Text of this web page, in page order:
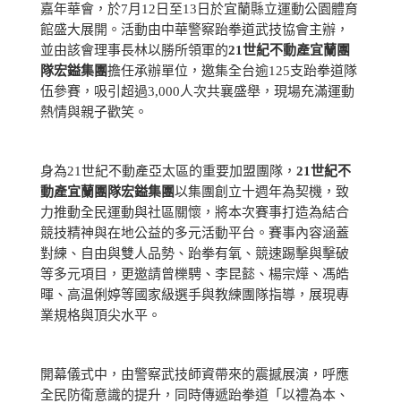
嘉年華會，於7月12日至13日於宜蘭縣立運動公園體育
館盛大展開。活動由中華警察跆拳道武技協會主辦，
並由該會理事長林以勝所領軍的21世紀不動產宜蘭團
隊宏鎰集團擔任承辦單位，邀集全台逾125支跆拳道隊
伍參賽，吸引超過3,000人次共襄盛舉，現場充滿運動
熱情與親子歡笑。
身為21世紀不動產亞太區的重要加盟團隊， 21世紀不
動產宜蘭團隊宏鎰集團以集團創立十週年為契機，致
力推動全民運動與社區關懷，將本次賽事打造為結合
競技精神與在地公益的多元活動平台。賽事內容涵蓋
對練、自由與雙人品勢、跆拳有氧、競速踢擊與擊破
等多元項目，更邀請曾櫟騁、李昆懿、楊宗燁、馮皓
暉、高温俐婷等國家級選手與教練團隊指導，展現專
業規格與頂尖水平。
開幕儀式中，由警察武技師資帶來的震撼展演，呼應
全民防衛意識的提升，同時傳遞跆拳道「以禮為本、